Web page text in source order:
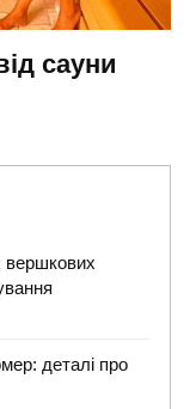
сауни
вершкових
деталі про